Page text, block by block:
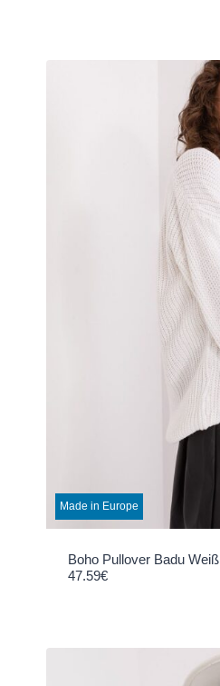
Made in Europe
Boho Pullover Badu Weiß
47.59€